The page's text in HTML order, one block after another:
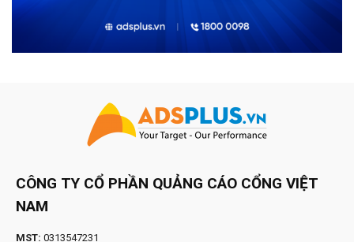
CÔNG TY CỔ PHẦN QUẢNG CÁO CỔNG VIỆT
NAM
MST: 0313547231